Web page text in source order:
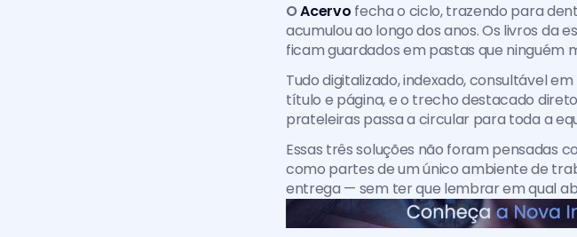
O Acervo fecha o ciclo, trazendo para
acumulou ao longo dos anos. Os livros da
ficam guardados em pastas que ninguém
Tudo digitalizado, indexado, consultável
título e página, e o trecho destacado
prateleiras passa a circular para toda a
Essas três soluções não foram pensadas
como partes de um único ambiente de
entrega — sem ter que lembrar em qual